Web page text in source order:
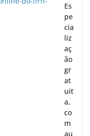
Es
pe
cia
liz
aç
ão
gr
at
uit
a,
co
m
au